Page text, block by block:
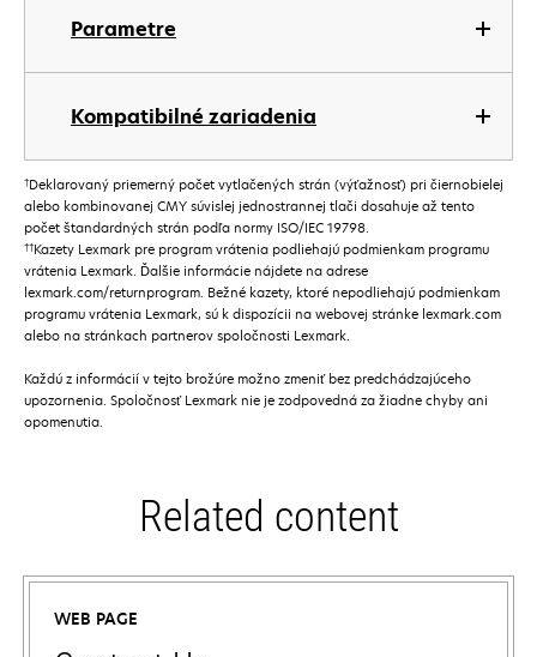
Parametre
Kompatibilné zariadenia
†Deklarovaný priemerný počet vytlačených strán (výťažnosť) pri čiernobielej
alebo kombinovanej CMY súvislej jednostrannej tlači dosahuje až tento
počet štandardných strán podľa normy ISO/IEC 19798.
††Kazety Lexmark pre program vrátenia podliehajú podmienkam programu
vrátenia Lexmark. Ďalšie informácie nájdete na adrese
lexmark.com/returnprogram. Bežné kazety, ktoré nepodliehajú podmienkam
programu vrátenia Lexmark, sú k dispozícii na webovej stránke lexmark.com
alebo na stránkach partnerov spoločnosti Lexmark.
Každú z informácií v tejto brožúre možno zmeniť bez predchádzajúceho
upozornenia. Spoločnosť Lexmark nie je zodpovedná za žiadne chyby ani
opomenutia.
Related content
WEB PAGE